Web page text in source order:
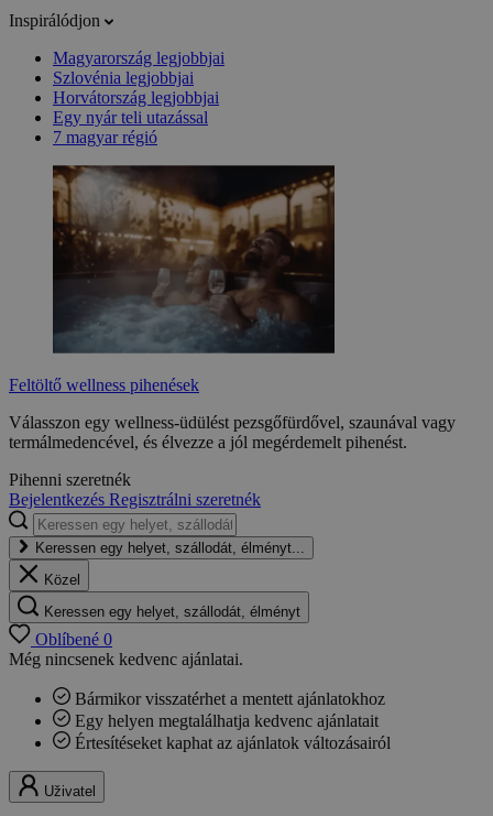
Inspirálódjon
Magyarország legjobbjai
Szlovénia legjobbjai
Horvátország legjobbjai
Egy nyár teli utazással
7 magyar régió
Feltöltő wellness pihenések
Válasszon egy wellness-üdülést pezsgőfürdővel, szaunával vagy
termálmedencével, és élvezze a jól megérdemelt pihenést.
Pihenni szeretnék
Bejelentkezés Regisztrálni szeretnék
Keressen egy helyet, szállodát, élményt...
Közel
Keressen egy helyet, szállodát, élményt
Oblíbené 0
Még nincsenek kedvenc ajánlatai.
Bármikor visszatérhet a mentett ajánlatokhoz
Egy helyen megtalálhatja kedvenc ajánlatait
Értesítéseket kaphat az ajánlatok változásairól
Uživatel